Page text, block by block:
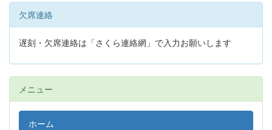
欠席連絡
遅刻・欠席連絡は「さくら連絡網」で入力お願いします
メニュー
ホーム